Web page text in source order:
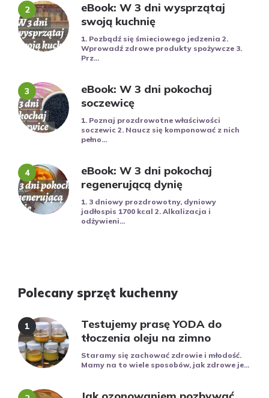
eBook: W 3 dni wysprzątaj
swoją kuchnię
1. Pozbądź się śmieciowego jedzenia 2.
Wprowadź zdrowe produkty spożywcze 3.
Prz...
eBook: W 3 dni pokochaj
soczewicę
1. Poznaj prozdrowotne właściwości
soczewic 2. Naucz się komponować z nich
pełno...
eBook: W 3 dni pokochaj
regenerującą dynię
1. 3 dniowy prozdrowotny, dyniowy
jadłospis 1700 kcal 2. Alkalizacja i
odżywieni...
Polecany sprzęt kuchenny
Testujemy prasę YODA do
tłoczenia oleju na zimno
Staramy się zachować zdrowie i młodość.
Mamy na to wiele sposobów, jak zdrowe je...